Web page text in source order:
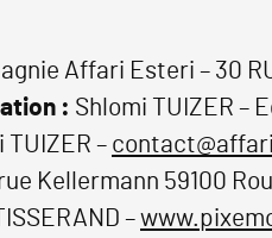
Affari Esteri – 30
: Shlomi TUIZER –
TUIZER –
Kellermann 59100
–